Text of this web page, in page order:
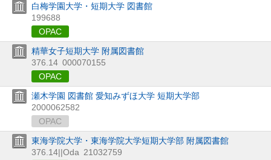
白梅学園大学・短期大学 図書館
199688
OPAC
精華女子短期大学 附属図書館
376.14 000070155
OPAC
瀬木学園 図書館 愛知みずほ大学 短期大学部
2000062582
OPAC
東海学院大学・東海学院大学短期大学部 附属図書館
376.14||Oda 21032759